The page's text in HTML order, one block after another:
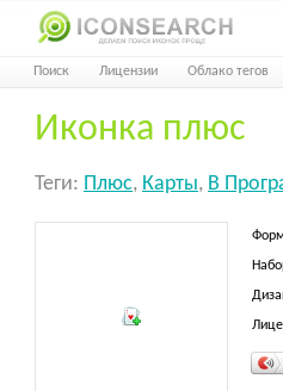
Поиск Лицензии Облако тегов
Иконка плюс
Теги: Плюс, Карты, В